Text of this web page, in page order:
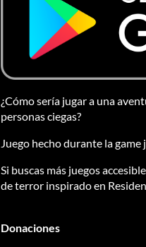
¿Cómo sería jugar a una
personas ciegas?
Juego hecho durante la game
Si buscas más juegos
de terror inspirado en
Donaciones